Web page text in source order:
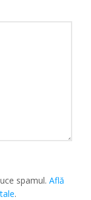
spamul.Află
.